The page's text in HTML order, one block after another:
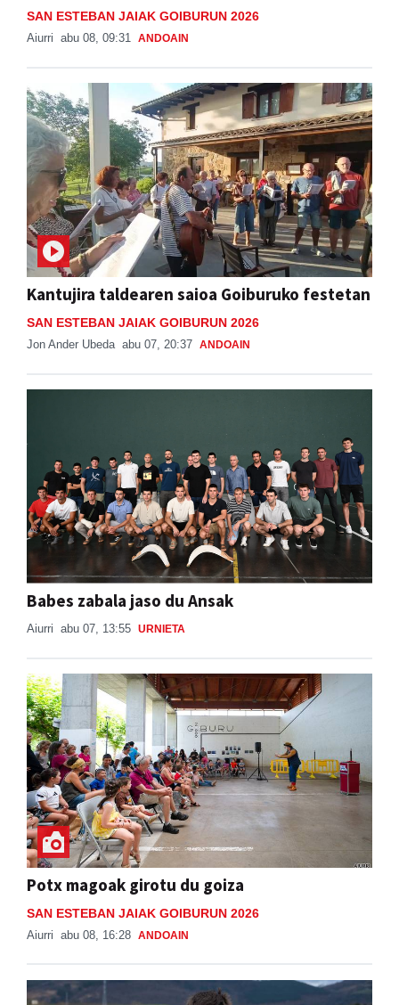
SAN ESTEBAN JAIAK GOIBURUN 2026
Aiurri abu 08, 09:31 ANDOAIN
Kantujira taldearen saioa Goiburuko festetan
SAN ESTEBAN JAIAK GOIBURUN 2026
Jon Ander Ubeda abu 07, 20:37 ANDOAIN
Babes zabala jaso du Ansak
Aiurri abu 07, 13:55 URNIETA
Potx magoak girotu du goiza
SAN ESTEBAN JAIAK GOIBURUN 2026
Aiurri abu 08, 16:28 ANDOAIN